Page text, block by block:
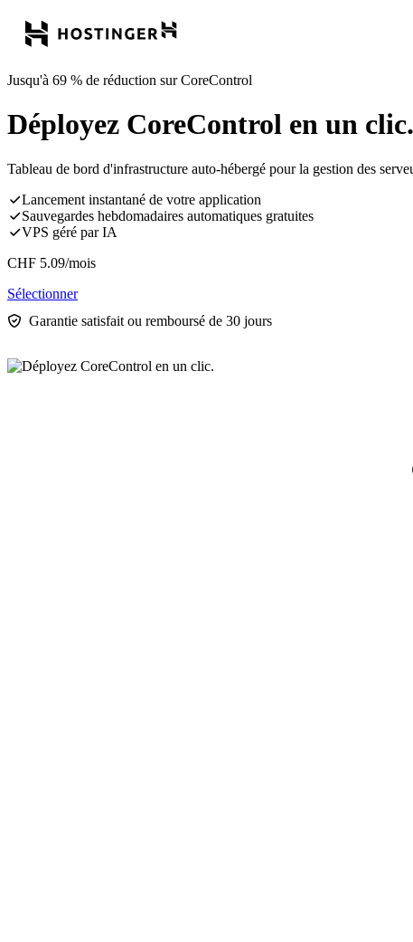
Jusqu'à 69 % de réduction sur CoreControl
Déployez CoreControl en un clic.
Tableau de bord d'infrastructure auto-hébergé pour la gestion des
Lancement instantané de votre application
Sauvegardes hebdomadaires automatiques gratuites
VPS géré par IA
CHF 5.09/mois
Sélectionner
Garantie satisfait ou remboursé de 30 jours